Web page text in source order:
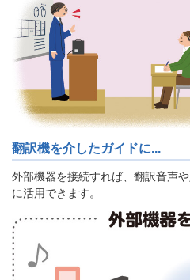
翻訳機を介したガイドに...
外部機器を接続すれば、翻訳音声
に活用できます。